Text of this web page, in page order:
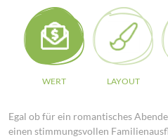
WERT LAYOUT
Egal ob für ein romantisches
einen stimmungsvollen